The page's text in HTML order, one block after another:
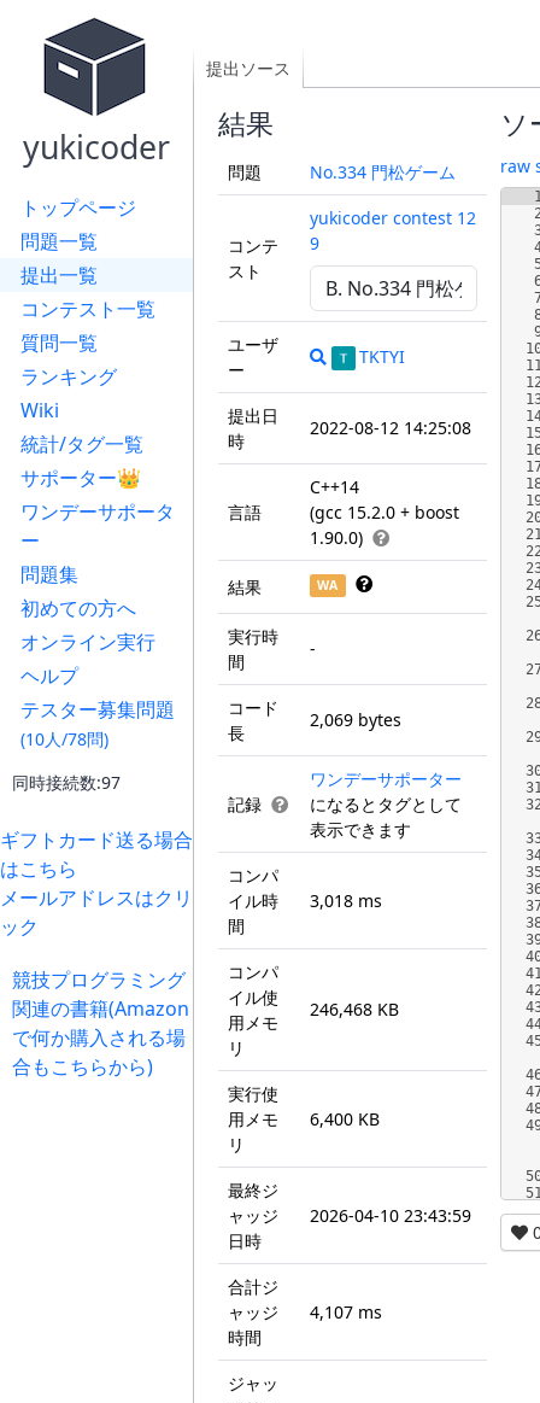
yukicoder
トップページ
問題一覧
提出一覧
コンテスト一覧
質問一覧
ランキング
Wiki
統計/タグ一覧
サポーター👑
ワンデーサポータ
ー
問題集
初めての方へ
オンライン実行
ヘルプ
テスター募集問題
(10人/78問)
同時接続数:97
ギフトカード送る場合
はこちら
メールアドレスはクリ
ック
競技プログラミング
関連の書籍(Amazon
で何か購入される場
合もこちらから)
提出ソース
結果
問題 No.334 門松ゲーム
コンテ
スト
yukicoder contest 12
9
ユーザ
ー
TKTYI
提出日
時
2022-08-12 14:25:08
言語
C++14
(gcc 15.2.0 + boost
1.90.0)
結果 WA
実行時
間
-
コード
長
2,069 bytes
記録
ワンデーサポーター
になるとタグとして
表示できます
コンパ
イル時
間
3,018 ms
コンパ
イル使
用メモ
リ
246,468 KB
実行使
用メモ
リ
6,400 KB
最終ジ
ャッジ
日時
2026-04-10 23:43:59
合計ジ
ャッジ
時間
4,107 ms
ジャッ
ソ
raw